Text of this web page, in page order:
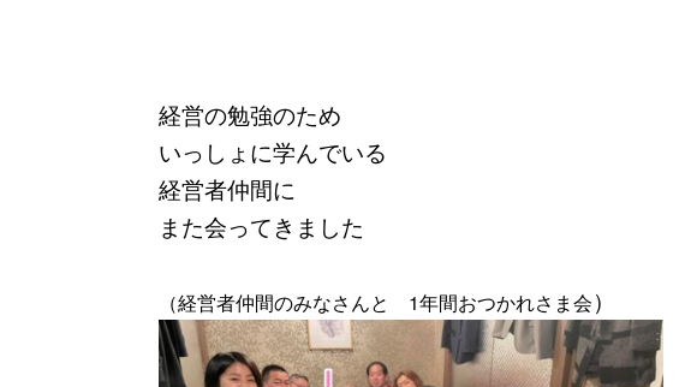
経営の勉強のため
いっしょに学んでいる
経営者仲間に
また会ってきました
（経営者仲間のみなさんと 1年間おつかれさま会）